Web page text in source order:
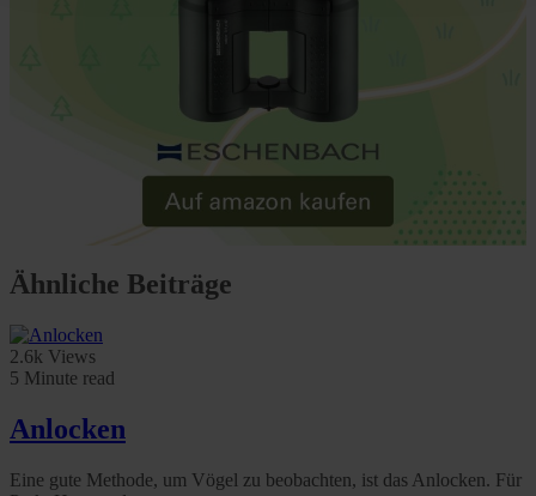
Policy and in the footer of our website).
Further information on the procedures used and your
rights can be found in our Privacy Policy
Ähnliche Beiträge
2.6k Views
5 Minute read
Anlocken
Eine gute Methode, um Vögel zu beobachten, ist das Anlocken. Für